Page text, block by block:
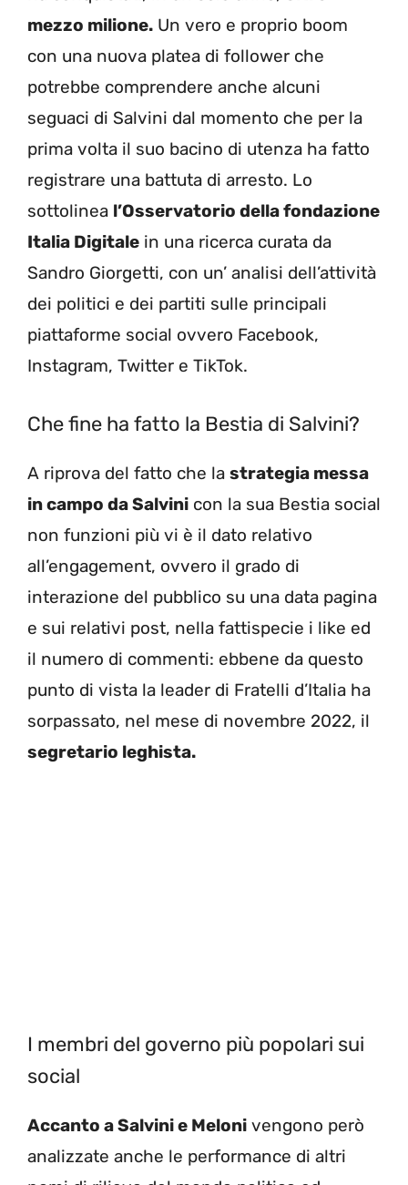
mezzo milione. Un vero e proprio boom
con una nuova platea di follower che
potrebbe comprendere anche alcuni
seguaci di Salvini dal momento che per la
prima volta il suo bacino di utenza ha fatto
registrare una battuta di arresto. Lo
sottolinea l’Osservatorio della fondazione
Italia Digitale in una ricerca curata da
Sandro Giorgetti, con un’ analisi dell’attività
dei politici e dei partiti sulle principali
piattaforme social ovvero Facebook,
Instagram, Twitter e TikTok.
Che fine ha fatto la Bestia di Salvini?
A riprova del fatto che la strategia messa
in campo da Salvini con la sua Bestia social
non funzioni più vi è il dato relativo
all’engagement, ovvero il grado di
interazione del pubblico su una data pagina
e sui relativi post, nella fattispecie i like ed
il numero di commenti: ebbene da questo
punto di vista la leader di Fratelli d’Italia ha
sorpassato, nel mese di novembre 2022, il
segretario leghista.
I membri del governo più popolari sui
social
Accanto a Salvini e Meloni vengono però
analizzate anche le performance di altri